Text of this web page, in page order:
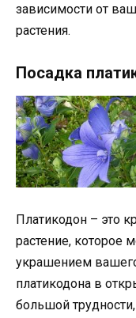
зависимости от
растения.
Посадка
Платикодон – это
растение, которое
украшением
платикодона в
большой